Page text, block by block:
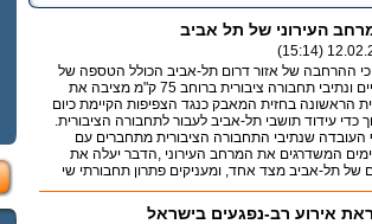
העירוני של תל אביב
12.02.25
כי ההרחבה של אזור דרום תל-אביב הכולל הטספה של
שבילי אופניים ונתיבי תחבורה ציבורית ברוחב 75 ק"מ מציבה את
הראשונה בחזית המאבק כנגד הצפיפות הקיימת כיום
כדי עידוד תושבי תל-אביב לעבור לתחבורה הציבורית.
העובדה שנתיבי התחבורה הציבורית מתחברים עם
המשדרגים את המרחב העירוני ,הדבר יעלה את
של תל-אביב מצד אחד, ומעניקים פתרון תחבורתי שי
אירוע רב-נפגעים בישראל